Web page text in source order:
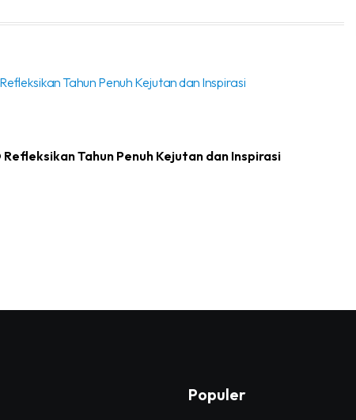
Refleksikan Tahun Penuh Kejutan dan Inspirasi
Populer